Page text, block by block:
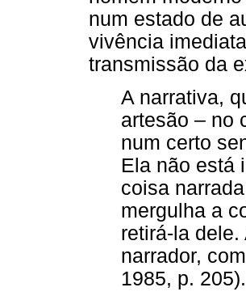
num estado de
vivência
transmissão da
A narrativa,
artesão – no
num certo
Ela não está
coisa
mergulha a
retirá-la
narrador,
1985, p. 205).